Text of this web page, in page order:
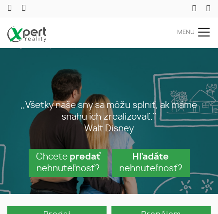
MENU
,,Všetky naše sny sa môžu splniť, ak máme
snahu ich zrealizovať.''
Walt Disney
Chcete predať
nehnuteľnosť?
Hľadáte
nehnuteľnosť?